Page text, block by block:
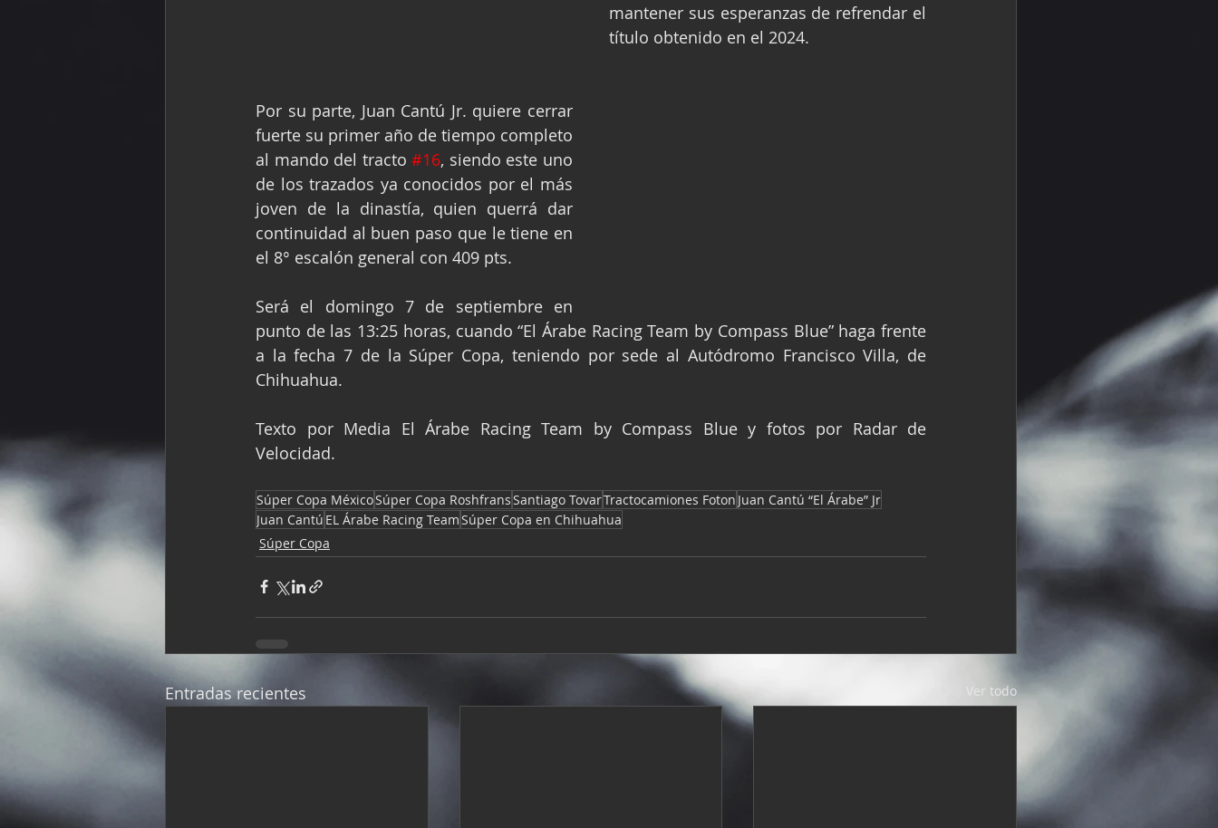
mantener sus esperanzas de refrendar el
título obtenido en el 2024.
Por su parte, Juan Cantú Jr. quiere cerrar
fuerte su primer año de tiempo completo
al mando del tracto #16, siendo este uno
de los trazados ya conocidos por el más
joven de la dinastía, quien querrá dar
continuidad al buen paso que le tiene en
el 8° escalón general con 409 pts.
Será el domingo 7 de septiembre en
punto de las 13:25 horas, cuando “El Árabe Racing Team by Compass Blue” haga frente
a la fecha 7 de la Súper Copa, teniendo por sede al Autódromo Francisco Villa, de
Chihuahua.
Texto por Media El Árabe Racing Team by Compass Blue y fotos por Radar de
Velocidad.
Súper Copa MéxicoSúper Copa RoshfransSantiago TovarTractocamiones Foton Juan Cantú “El Árabe” Jr
Juan Cantú EL Árabe Racing TeamSúper Copa en Chihuahua
Súper Copa
Entradas recientes Ver todo